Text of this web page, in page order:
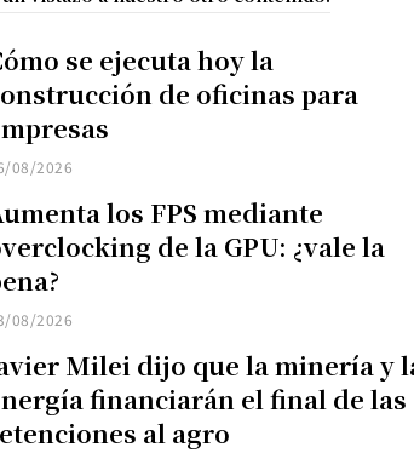
se ejecuta hoy la
de oficinas para
08/2026
los FPS mediante
de la GPU: ¿vale la
08/2026
Milei dijo que la minería y
financiarán el final de las
al agro